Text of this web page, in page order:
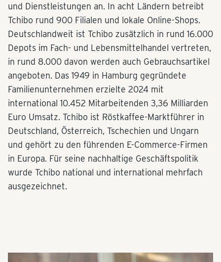
und Dienstleistungen an. In acht Ländern betreibt
Tchibo rund 900 Filialen und lokale Online-Shops.
Deutschlandweit ist Tchibo zusätzlich in rund 16.000
Depots im Fach- und Lebensmittelhandel vertreten,
in rund 8.000 davon werden auch Gebrauchsartikel
angeboten. Das 1949 in Hamburg gegründete
Familienunternehmen erzielte 2024 mit
international 10.452 Mitarbeitenden 3,36 Milliarden
Euro Umsatz. Tchibo ist Röstkaffee-Marktführer in
Deutschland, Österreich, Tschechien und Ungarn
und gehört zu den führenden E-Commerce-Firmen
in Europa. Für seine nachhaltige Geschäftspolitik
wurde Tchibo national und international mehrfach
ausgezeichnet.